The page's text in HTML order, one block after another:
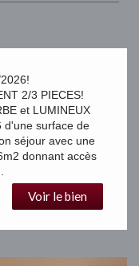
2/3 PIECES!
et LUMINEUX
d'une surface de
séjour avec une
donnant accès
Voir le bien